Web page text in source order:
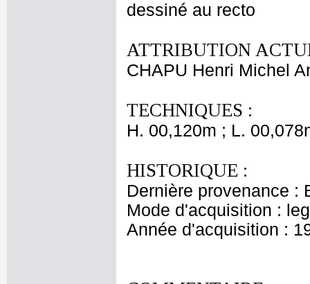
dessiné au recto
ATTRIBUTION
CHAPU Henri Michel
TECHNIQUES :
H. 00,120m ; L.
HISTORIQUE :
Dernière provenance :
Mode d'acquisition :
Année d'acquisition :